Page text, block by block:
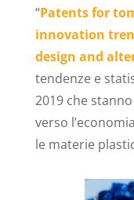
“Patents for
innovation
design and
tendenze e
2019 che
verso
le materie